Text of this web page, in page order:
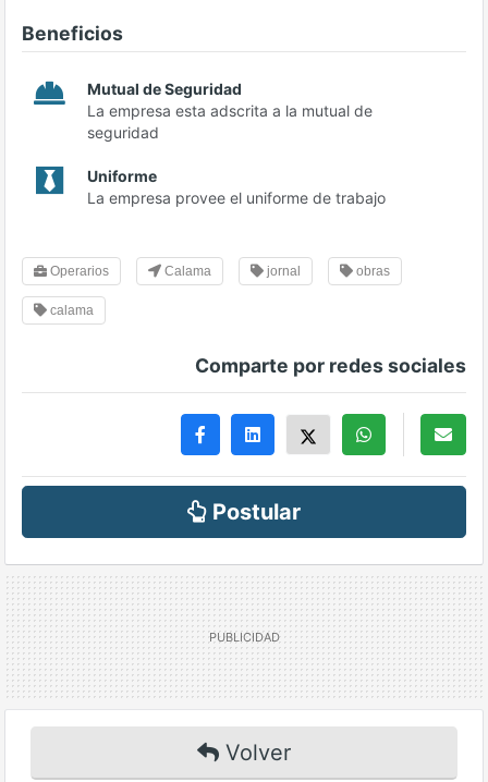
Beneficios
Mutual de Seguridad
La empresa esta adscrita a la mutual de
seguridad
Uniforme
La empresa provee el uniforme de trabajo
Operarios Calama jornal obras
calama
Comparte por redes sociales
Postular
Volver